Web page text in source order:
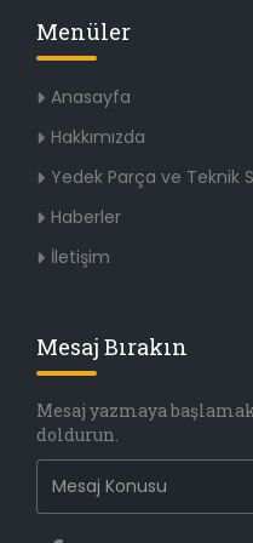
Menüler
Anasayfa
Hakkımızda
Yedek Parça ve Teknik
Haberler
İletişim
Mesaj Bırakın
Mesaj yazmaya
doldurun.